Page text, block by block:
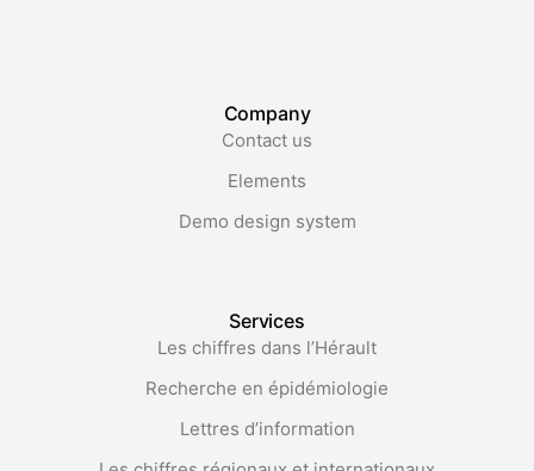
Company
Contact us
Elements
Demo design system
Services
Les chiffres dans l’Hérault​
Recherche en épidémiologie
Lettres d’information